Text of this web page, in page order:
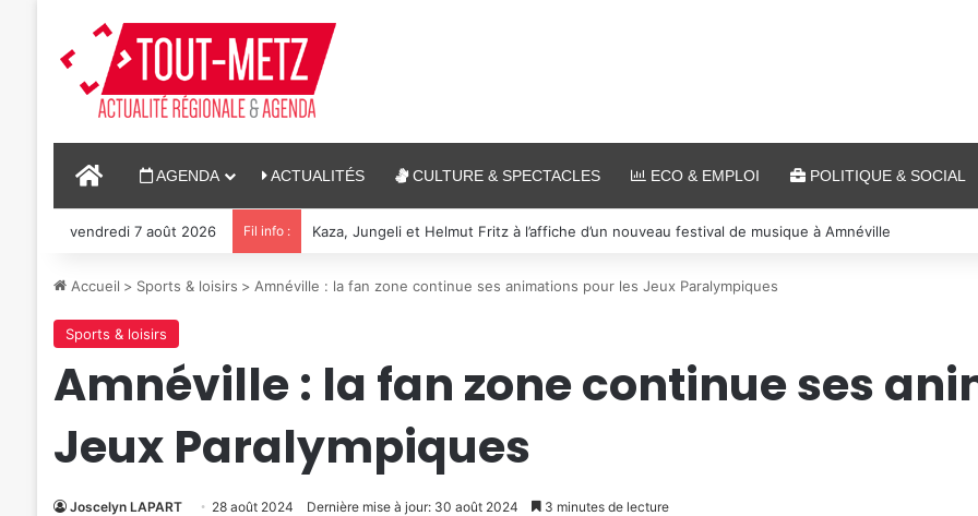
ACCUEILAGENDA ACTUALITÉS CULTURE & SPECTACLES ECO & EMPLOI POLITIQUE & SOCIAL
vendredi 7 août 2026 Fil info : Reconstitution, spectacles et cinéma pour l’édition 2026 de « Ça tombe comme à Gravelotte »
Accueil > Sports & loisirs > Amnéville : la fan zone continue ses animations pour les Jeux Paralympiques
Sports & loisirs
Amnéville : la fan zone continue ses
Jeux Paralympiques
Joscelyn LAPART 28 août 2024 Dernière mise à jour: 30 août 2024 3 minutes de lecture